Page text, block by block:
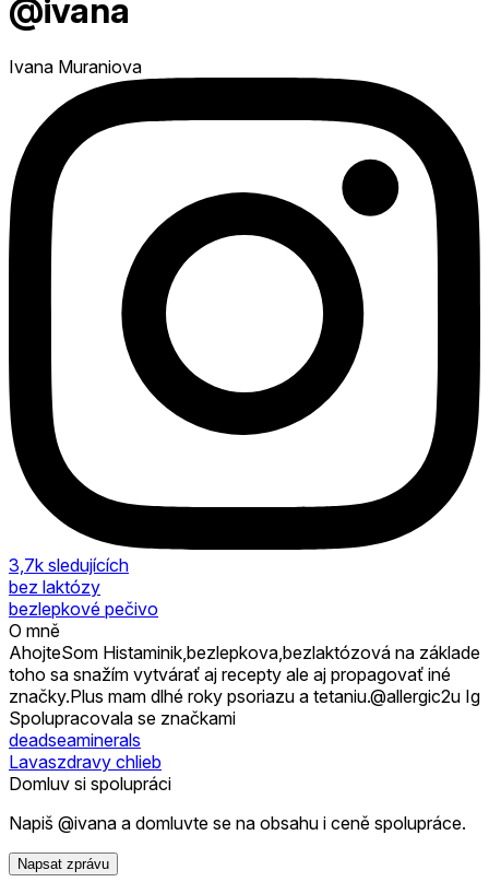
@ivana
Ivana Muraniova
3,7k sledujících
bez laktózy
bezlepkové pečivo
O mně
AhojteSom Histaminik,bezlepkova,bezlaktózová na základe
toho sa snažím vytvárať aj recepty ale aj propagovať iné
značky.Plus mam dlhé roky psoriazu a tetaniu.@allergic2u Ig
Spolupracovala se značkami
deadseaminerals
Lavaszdravy chlieb
Domluv si spolupráci
Napiš @ivana a domluvte se na obsahu i ceně spolupráce.
Napsat zprávu